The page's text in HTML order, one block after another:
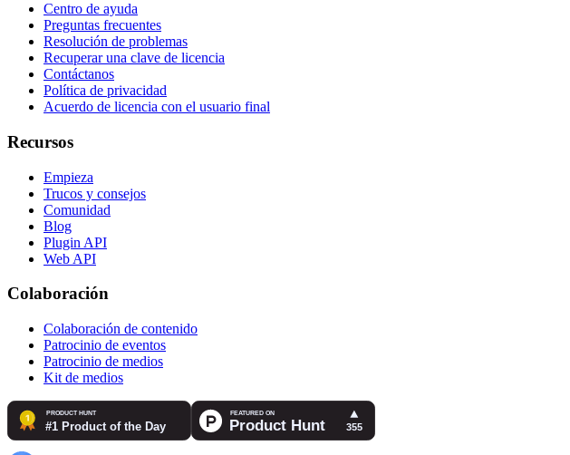
Centro de ayuda
Preguntas frecuentes
Resolución de problemas
Recuperar una clave de licencia
Contáctanos
Política de privacidad
Acuerdo de licencia con el usuario final
Recursos
Empieza
Trucos y consejos
Comunidad
Blog
Plugin API
Web API
Colaboración
Colaboración de contenido
Patrocinio de eventos
Patrocinio de medios
Kit de medios